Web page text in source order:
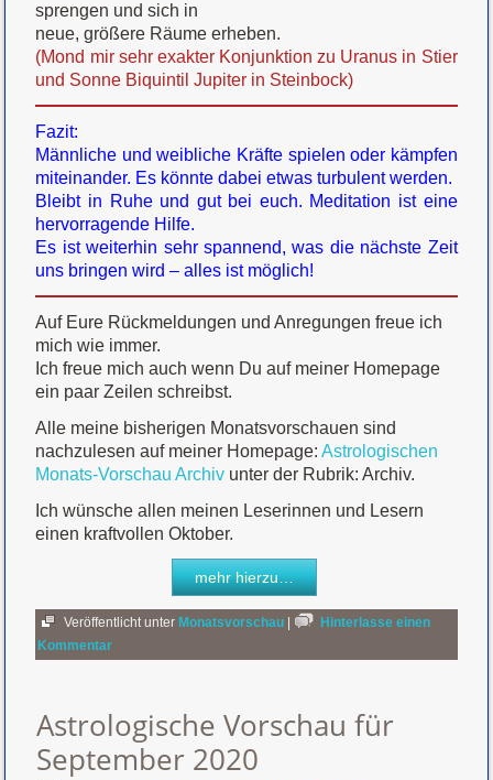
sprengen und sich in
neue, größere Räume erheben.
(Mond mir sehr exakter Konjunktion zu Uranus in Stier
und Sonne Biquintil Jupiter in Steinbock)
Fazit:
Männliche und weibliche Kräfte spielen oder kämpfen
miteinander. Es könnte dabei etwas turbulent werden.
Bleibt in Ruhe und gut bei euch. Meditation ist eine
hervorragende Hilfe.
Es ist weiterhin sehr spannend, was die nächste Zeit
uns bringen wird – alles ist möglich!
Auf Eure Rückmeldungen und Anregungen freue ich
mich wie immer.
Ich freue mich auch wenn Du auf meiner Homepage
ein paar Zeilen schreibst.
Alle meine bisherigen Monatsvorschauen sind
nachzulesen auf meiner Homepage:Astrologischen
Monats-Vorschau Archiv unter der Rubrik: Archiv.
Ich wünsche allen meinen Leserinnen und Lesern
einen kraftvollen Oktober.
mehr hierzu…
Veröffentlicht unter Monatsvorschau
Hinterlasse einen
Kommentar
Astrologische Vorschau für
September 2020